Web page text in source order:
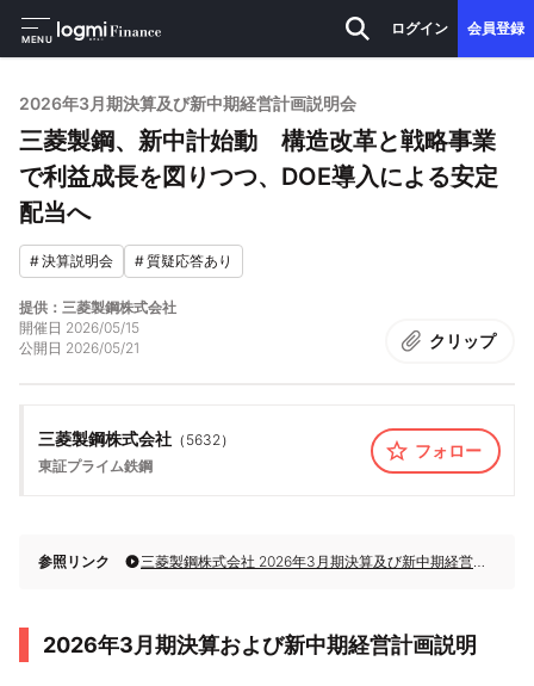
MENU
ログイン 会員登録
2026年3月期決算及び新中期経営計画説明会
三菱製鋼、新中計始動 構造改革と戦略事業
で利益成長を図りつつ、DOE導入による安定
配当へ
#決算説明会 #質疑応答あり
提供：三菱製鋼株式会社
開催日 2026/05/15
公開日 2026/05/21 クリップ
三菱製鋼株式会社 （ 5632）
東証プライム鉄鋼
フォロー
参照リンク 三菱製鋼株式会社 2026年3月期決算及び新中期経営計画説明会
2026年3月期決算および新中期経営計画説明